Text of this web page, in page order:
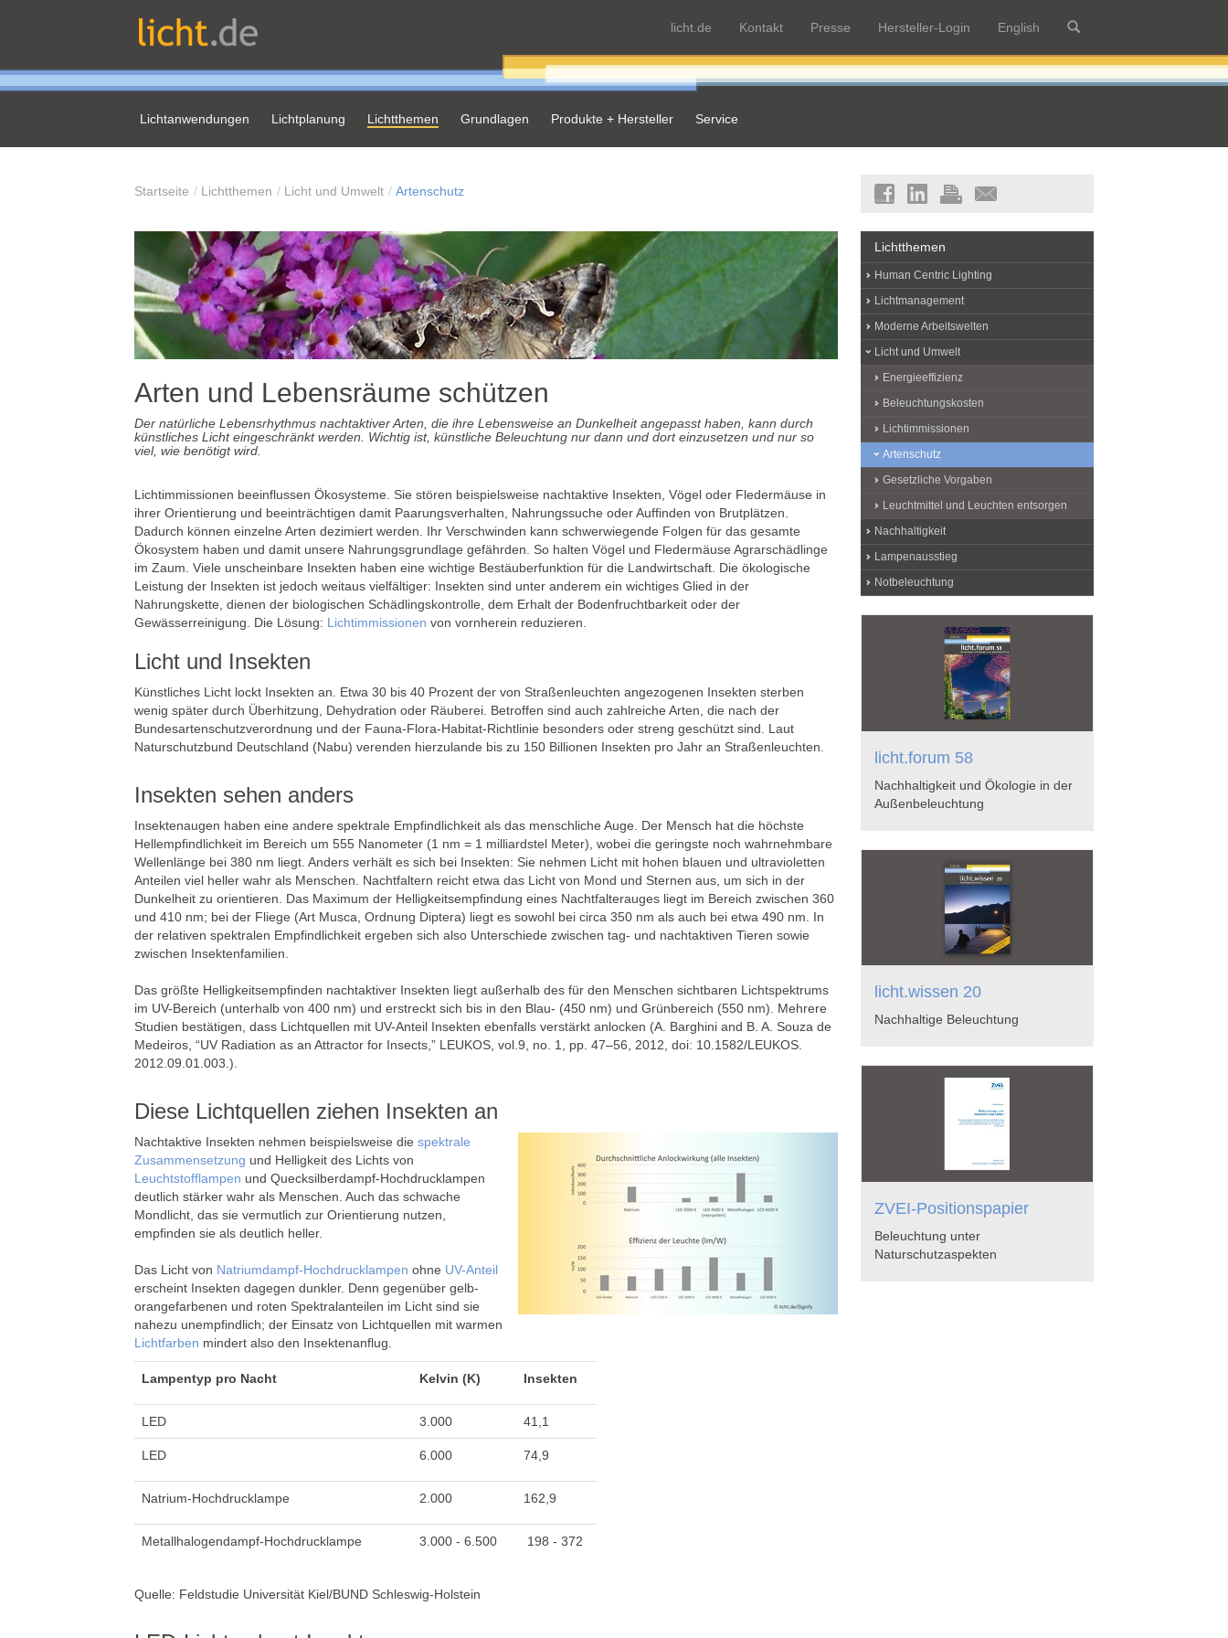
licht.de Kontakt Presse Hersteller-Login English
Lichtanwendungen Lichtplanung Lichtthemen Grundlagen Produkte + Hersteller Service
Startseite Lichtthemen Licht und Umwelt Artenschutz
Arten und Lebensräume schützen
Der natürliche Lebensrhythmus nachtaktiver Arten, die ihre Lebensweise an Dunkelheit angepasst haben, kann durch
künstliches Licht eingeschränkt werden. Wichtig ist, künstliche Beleuchtung nur dann und dort einzusetzen und nur so
viel, wie benötigt wird.
Lichtimmissionen beeinflussen Ökosysteme. Sie stören beispielsweise nachtaktive Insekten, Vögel oder Fledermäuse in
ihrer Orientierung und beeinträchtigen damit Paarungsverhalten, Nahrungssuche oder Auffinden von Brutplätzen.
Dadurch können einzelne Arten dezimiert werden. Ihr Verschwinden kann schwerwiegende Folgen für das gesamte
Ökosystem haben und damit unsere Nahrungsgrundlage gefährden. So halten Vögel und Fledermäuse Agrarschädlinge
im Zaum. Viele unscheinbare Insekten haben eine wichtige Bestäuberfunktion für die Landwirtschaft. Die ökologische
Leistung der Insekten ist jedoch weitaus vielfältiger: Insekten sind unter anderem ein wichtiges Glied in der
Nahrungskette, dienen der biologischen Schädlingskontrolle, dem Erhalt der Bodenfruchtbarkeit oder der
Gewässerreinigung. Die Lösung: Lichtimmissionen von vornherein reduzieren.
Licht und Insekten
Künstliches Licht lockt Insekten an. Etwa 30 bis 40 Prozent der von Straßenleuchten angezogenen Insekten sterben
wenig später durch Überhitzung, Dehydration oder Räuberei. Betroffen sind auch zahlreiche Arten, die nach der
Bundesartenschutzverordnung und der Fauna-Flora-Habitat-Richtlinie besonders oder streng geschützt sind. Laut
Naturschutzbund Deutschland (Nabu) verenden hierzulande bis zu 150 Billionen Insekten pro Jahr an Straßenleuchten.
Insekten sehen anders
Insektenaugen haben eine andere spektrale Empfindlichkeit als das menschliche Auge. Der Mensch hat die höchste
Hellempfindlichkeit im Bereich um 555 Nanometer (1 nm = 1 milliardstel Meter), wobei die geringste noch wahrnehmbare
Wellenlänge bei 380 nm liegt. Anders verhält es sich bei Insekten: Sie nehmen Licht mit hohen blauen und ultravioletten
Anteilen viel heller wahr als Menschen. Nachtfaltern reicht etwa das Licht von Mond und Sternen aus, um sich in der
Dunkelheit zu orientieren. Das Maximum der Helligkeitsempfindung eines Nachtfalterauges liegt im Bereich zwischen 360
und 410 nm; bei der Fliege (Art Musca, Ordnung Diptera) liegt es sowohl bei circa 350 nm als auch bei etwa 490 nm. In
der relativen spektralen Empfindlichkeit ergeben sich also Unterschiede zwischen tag- und nachtaktiven Tieren sowie
zwischen Insektenfamilien.
Das größte Helligkeitsempfinden nachtaktiver Insekten liegt außerhalb des für den Menschen sichtbaren Lichtspektrums
im UV-Bereich (unterhalb von 400 nm) und erstreckt sich bis in den Blau- (450 nm) und Grünbereich (550 nm). Mehrere
Studien bestätigen, dass Lichtquellen mit UV-Anteil Insekten ebenfalls verstärkt anlocken (A. Barghini and B. A. Souza de
Medeiros, “UV Radiation as an Attractor for Insects,” LEUKOS, vol.9, no. 1, pp. 47–56, 2012, doi: 10.1582/LEUKOS.
2012.09.01.003.).
Diese Lichtquellen ziehen Insekten an
Nachtaktive Insekten nehmen beispielsweise die spektrale
Zusammensetzung und Helligkeit des Lichts von
Leuchtstofflampen und Quecksilberdampf-Hochdrucklampen
deutlich stärker wahr als Menschen. Auch das schwache
Mondlicht, das sie vermutlich zur Orientierung nutzen,
empfinden sie als deutlich heller.
Das Licht von Natriumdampf-Hochdrucklampen ohne UV-Anteil
erscheint Insekten dagegen dunkler. Denn gegenüber gelb-
orangefarbenen und roten Spektralanteilen im Licht sind sie
nahezu unempfindlich; der Einsatz von Lichtquellen mit warmen
Lichtfarben mindert also den Insektenanflug.
Lampentyp pro Nacht Kelvin (K) Insekten
LED 3.000 41,1
LED 6.000 74,9
Natrium-Hochdrucklampe 2.000 162,9
Metallhalogendampf-Hochdrucklampe 3.000 - 6.500 198 - 372
Quelle: Feldstudie Universität Kiel/BUND Schleswig-Holstein
Lichtthemen
Human Centric Lighting
Lichtmanagement
Moderne Arbeitswelten
Licht und Umwelt
Energieeffizienz
Beleuchtungskosten
Lichtimmissionen
Artenschutz
Gesetzliche Vorgaben
Leuchtmittel und Leuchten entsorgen
Nachhaltigkeit
Lampenausstieg
Notbeleuchtung
licht.forum 58
Nachhaltigkeit und Ökologie in der
Außenbeleuchtung
licht.wissen 20
Nachhaltige Beleuchtung
ZVEI-Positionspapier
Beleuchtung unter
Naturschutzaspekten